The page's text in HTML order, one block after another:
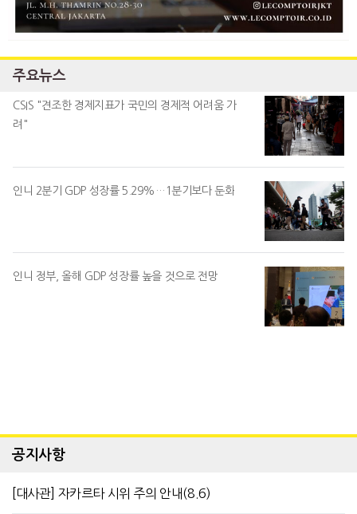
주요뉴스
CSIS "견조한 경제지표가 국민의 경제적 어려움 가
려"
인니 2분기 GDP 성장률 5.29%…1분기보다 둔화
인니 정부, 올해 GDP 성장률 높을 것으로 전망
공지사항
[대사관] 자카르타 시위 주의 안내(8.6)